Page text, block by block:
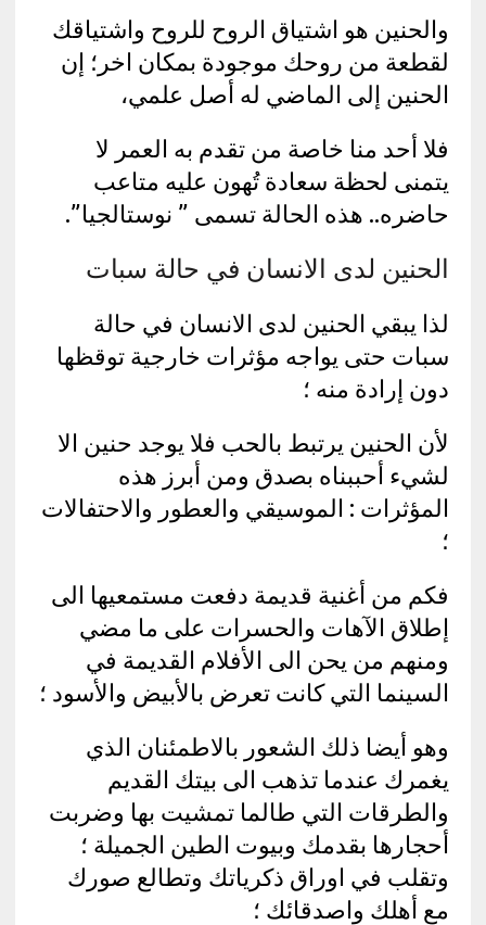
والحنين هو اشتياق الروح للروح واشتياقك
لقطعة من روحك موجودة بمكان اخر؛ إن
الحنين إلى الماضي له أصل علمي،
فلا أحد منا خاصة من تقدم به العمر لا
يتمنى لحظة سعادة تُهون عليه متاعب
حاضره.. هذه الحالة تسمى ” نوستالجيا”.
الحنين لدى الانسان في حالة سبات
لذا يبقي الحنين لدى الانسان في حالة
سبات حتى يواجه مؤثرات خارجية توقظها
دون إرادة منه ؛
لأن الحنين يرتبط بالحب فلا يوجد حنين الا
لشيء أحببناه بصدق ومن أبرز هذه
المؤثرات : الموسيقي والعطور والاحتفالات
؛
فكم من أغنية قديمة دفعت مستمعيها الى
إطلاق الآهات والحسرات على ما مضي
ومنهم من يحن الى الأفلام القديمة في
السينما التي كانت تعرض بالأبيض والأسود ؛
وهو أيضا ذلك الشعور بالاطمئنان الذي
يغمرك عندما تذهب الى بيتك القديم
والطرقات التي طالما تمشيت بها وضربت
أحجارها بقدمك وبيوت الطين الجميلة ؛
وتقلب في اوراق ذكرياتك وتطالع صورك
مع أهلك واصدقائك ؛